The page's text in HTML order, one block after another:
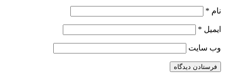
نام *
ایمیل *
وب‌ سایت